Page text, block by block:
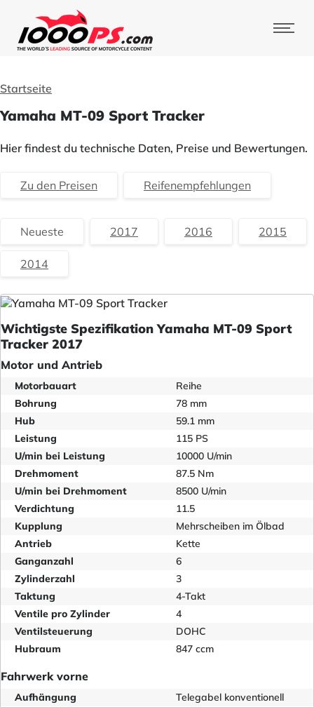
Startseite
Yamaha MT-09 Sport Tracker
Hier findest du technische Daten, Preise und Bewertungen.
Zu den Preisen Reifenempfehlungen
Neueste 2017 2016 2015
2014
Wichtigste Spezifikation Yamaha MT-09 Sport
Tracker 2017
Motor und Antrieb
Motorbauart
Reihe
Bohrung
78 mm
Hub
59.1 mm
Leistung
115 PS
U/min bei Leistung
10000 U/min
Drehmoment
87.5 Nm
U/min bei Drehmoment
8500 U/min
Verdichtung
11.5
Kupplung
Mehrscheiben im Ölbad
Antrieb
Kette
Ganganzahl
6
Zylinderzahl
3
Taktung
4-Takt
Ventile pro Zylinder
4
Ventilsteuerung
DOHC
Hubraum
847 ccm
Fahrwerk vorne
Aufhängung Telegabel konventionell